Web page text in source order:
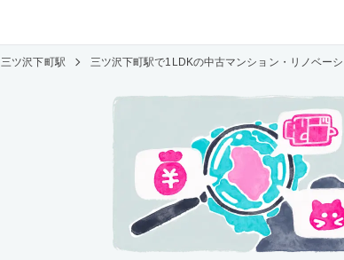
三ツ沢下町駅 三ツ沢下町駅で1LDKの中古マンション・リノベー